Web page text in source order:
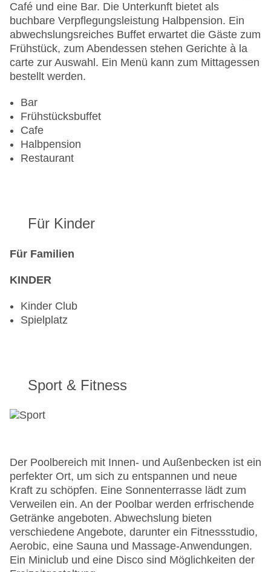
Café und eine Bar. Die Unterkunft bietet als
buchbare Verpflegungsleistung Halbpension. Ein
abwechslungsreiches Buffet erwartet die Gäste zum
Frühstück, zum Abendessen stehen Gerichte à la
carte zur Auswahl. Ein Menü kann zum Mittagessen
bestellt werden.
Bar
Frühstücksbuffet
Cafe
Halbpension
Restaurant
Für Kinder
Für Familien
KINDER
Kinder Club
Spielplatz
Sport & Fitness
Der Poolbereich mit Innen- und Außenbecken ist ein
perfekter Ort, um sich zu entspannen und neue
Kraft zu schöpfen. Eine Sonnenterrasse lädt zum
Verweilen ein. An der Poolbar werden erfrischende
Getränke angeboten. Abwechslung bieten
verschiedene Angebote, darunter ein Fitnessstudio,
Aerobic, eine Sauna und Massage-Anwendungen.
Ein Miniclub und eine Disco sind Möglichkeiten der